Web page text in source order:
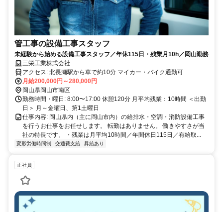
管工事の設備工事スタッフ
未経験から始める設備工事スタッフ／年休115日・残業月10h／岡山勤務
三栄工業株式会社
アクセス: 北長瀬駅から車で約10分 マイカー・バイク通勤可
月給200,000円～280,000円
岡山県岡山市南区
勤務時間・曜日: 8:00〜17:00 休憩120分 月平均残業：10時間 ＜出勤
日＞ 月～金曜日、第1土曜日
仕事内容: 岡山県内（主に岡山市内）の給排水・空調・消防設備工事
を行うお仕事をお任せします。 転勤はありません。 働きやすさが当
社の特長です。 ・残業は月平均10時間／年間休日115日／有給取...
変形労働時間制 交通費支給 昇給あり
正社員